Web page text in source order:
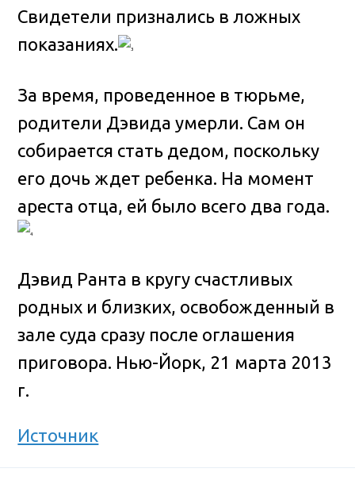
Свидетели признались в ложных
показаниях.
За время, проведенное в тюрьме,
родители Дэвида умерли. Сам он
собирается стать дедом, поскольку
его дочь ждет ребенка. На момент
ареста отца, ей было всего два года.
Дэвид Ранта в кругу счастливых
родных и близких, освобожденный в
зале суда сразу после оглашения
приговора. Нью-Йорк, 21 марта 2013
г.
Источник